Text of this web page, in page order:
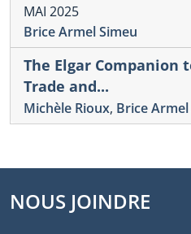
MAI 2025
Brice Armel Simeu
The Elgar Companion
Trade and...
Michèle Rioux, Brice Armel
NOUS JOINDRE